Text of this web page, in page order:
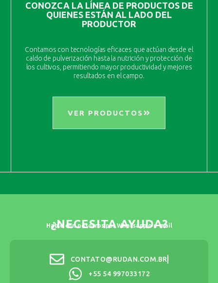
CONOZCA LA LÍNEA DE PRODUCTOS DE
QUIENES ESTÁN AL LADO DEL
PRODUCTOR
Contamos con tecnologías eficaces que actúan desde el
caldo de pulverización hasta la nutrición y protección de
los cultivos, permitiendo mayor productividad y mejores
resultados en el campo.
VER PRODUCTOS
¿NECESITA AYUDA?
Hable con nosotros por Whatsapp o e-mail
CONTATO@RUDAN.COM.BR
+55 54 997033172